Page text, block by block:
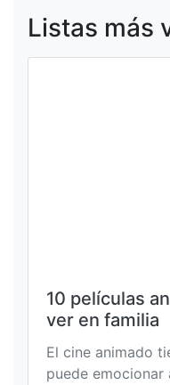
Listas más
10 películas
ver en familia
El cine animado
puede emocionar